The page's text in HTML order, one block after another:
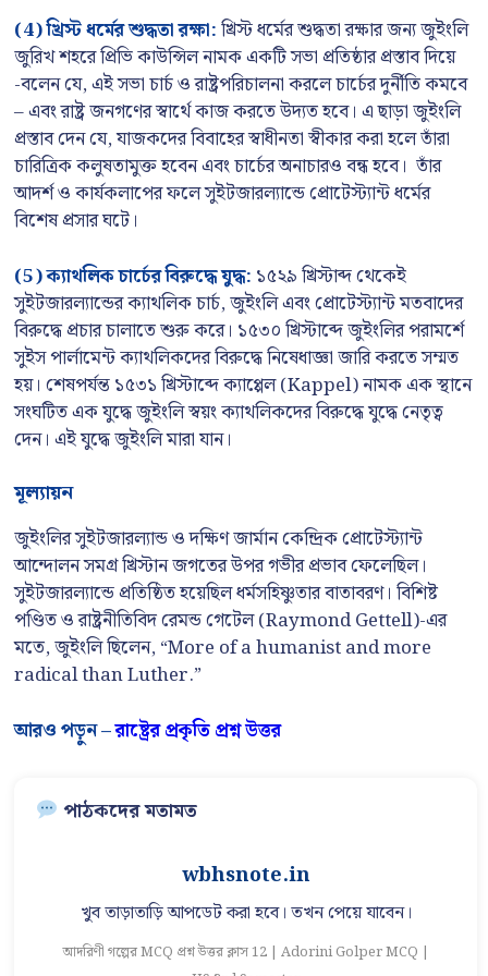
(4) খ্রিস্ট ধর্মের শুদ্ধতা রক্ষা:খ্রিস্ট ধর্মের শুদ্ধতা রক্ষার জন্য জুইংলি
জুরিখ শহরে প্রিভি কাউন্সিল নামক একটি সভা প্রতিষ্ঠার প্রস্তাব দিয়ে
-বলেন যে, এই সভা চার্চ ও রাষ্ট্রপরিচালনা করলে চার্চের দুর্নীতি কমবে
– এবং রাষ্ট্র জনগণের স্বার্থে কাজ করতে উদ্যত হবে। এ ছাড়া জুইংলি
প্রস্তাব দেন যে, যাজকদের বিবাহের স্বাধীনতা স্বীকার করা হলে তাঁরা
চারিত্রিক কলুষতামুক্ত হবেন এবং চার্চের অনাচারও বন্ধ হবে। তাঁর
আদর্শ ও কার্যকলাপের ফলে সুইটজারল্যান্ডে প্রোটেস্ট্যান্ট ধর্মের
বিশেষ প্রসার ঘটে।
(5) ক্যাথলিক চার্চের বিরুদ্ধে যুদ্ধ: ১৫২৯ খ্রিস্টাব্দ থেকেই
সুইটজারল্যান্ডের ক্যাথলিক চার্চ, জুইংলি এবং প্রোটেস্ট্যান্ট মতবাদের
বিরুদ্ধে প্রচার চালাতে শুরু করে। ১৫৩০ খ্রিস্টাব্দে জুইংলির পরামর্শে
সুইস পার্লামেন্ট ক্যাথলিকদের বিরুদ্ধে নিষেধাজ্ঞা জারি করতে সম্মত
হয়। শেষপর্যন্ত ১৫৩১ খ্রিস্টাব্দে ক্যাপ্পেল (Kappel) নামক এক স্থানে
সংঘটিত এক যুদ্ধে জুইংলি স্বয়ং ক্যাথলিকদের বিরুদ্ধে যুদ্ধে নেতৃত্ব
দেন। এই যুদ্ধে জুইংলি মারা যান।
মূল্যায়ন
জুইংলির সুইটজারল্যান্ড ও দক্ষিণ জার্মান কেন্দ্রিক প্রোটেস্ট্যান্ট
আন্দোলন সমগ্র খ্রিস্টান জগতের উপর গভীর প্রভাব ফেলেছিল।
সুইটজারল্যান্ডে প্রতিষ্ঠিত হয়েছিল ধর্মসহিষ্ণুতার বাতাবরণ। বিশিষ্ট
পণ্ডিত ও রাষ্ট্রনীতিবিদ রেমন্ড গেটেল (Raymond Gettell)-এর
মতে, জুইংলি ছিলেন, “More of a humanist and more
radical than Luther.”
আরও পড়ুন –রাষ্ট্রের প্রকৃতি প্রশ্ন উত্তর
পাঠকদের মতামত
wbhsnote.in
খুব তাড়াতাড়ি আপডেট করা হবে। তখন পেয়ে যাবেন।
আদরিণী গল্পের MCQ প্রশ্ন উত্তর ক্লাস 12 | Adorini Golper MCQ |